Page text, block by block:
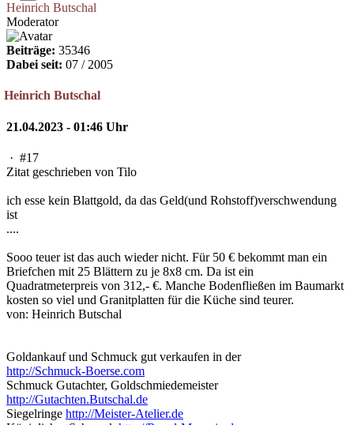
Heinrich Butschal
Moderator
Beiträge: 35346
Dabei seit: 07 / 2005
Heinrich Butschal
21.04.2023 - 01:46 Uhr
· #17
Zitat geschrieben von Tilo
ich esse kein Blattgold, da das Geld(und Rohstoff)verschwendung
ist
....
Sooo teuer ist das auch wieder nicht. Für 50 € bekommt man ein
Briefchen mit 25 Blättern zu je 8x8 cm. Da ist ein
Quadratmeterpreis von 312,- €. Manche Bodenfließen im Baumarkt
kosten so viel und Granitplatten für die Küche sind teurer.
von: Heinrich Butschal
Goldankauf und Schmuck gut verkaufen in der
http://Schmuck-Boerse.com
Schmuck Gutachter, Goldschmiedemeister
http://Gutachten.Butschal.de
Siegelringe http://Meister-Atelier.de